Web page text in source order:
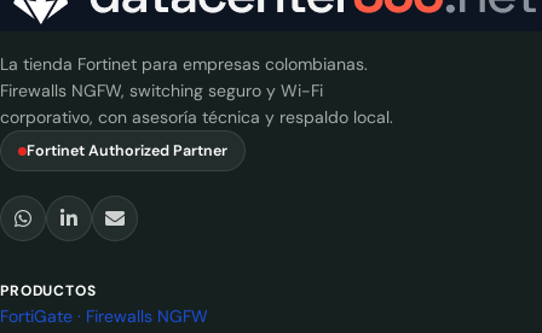
La tienda Fortinet para empresas colombianas.
Firewalls NGFW, switching seguro y Wi-Fi
corporativo, con asesoría técnica y respaldo local.
Fortinet Authorized Partner
PRODUCTOS
FortiGate · Firewalls NGFW